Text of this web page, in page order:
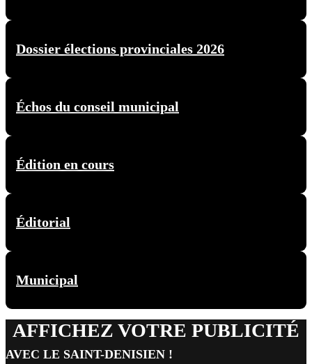
Dossier élections provinciales 2026
Échos du conseil municipal
Édition en cours
Éditorial
Municipal
AFFICHEZ VOTRE PUBLICITÉ
AVEC LE SAINT-DENISIEN !